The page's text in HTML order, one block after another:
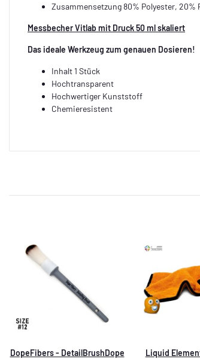
Zusammensetzung 80% Polyester, 20%
Messbecher Vitlab mit Druck 50 ml skaliert
Das ideale Werkzeug zum genauen Dosieren!
Inhalt 1 Stück
Hochtransparent
Hochwertiger Kunststoff
Chemieresistent
DopeFibers - DetailBrushDope
Liquid